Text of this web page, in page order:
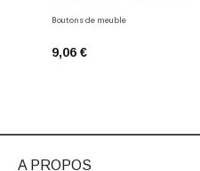
Boutons de meuble
9,06 €
A PROPOS